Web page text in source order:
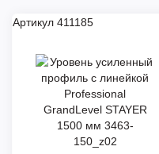
Артикул 411185